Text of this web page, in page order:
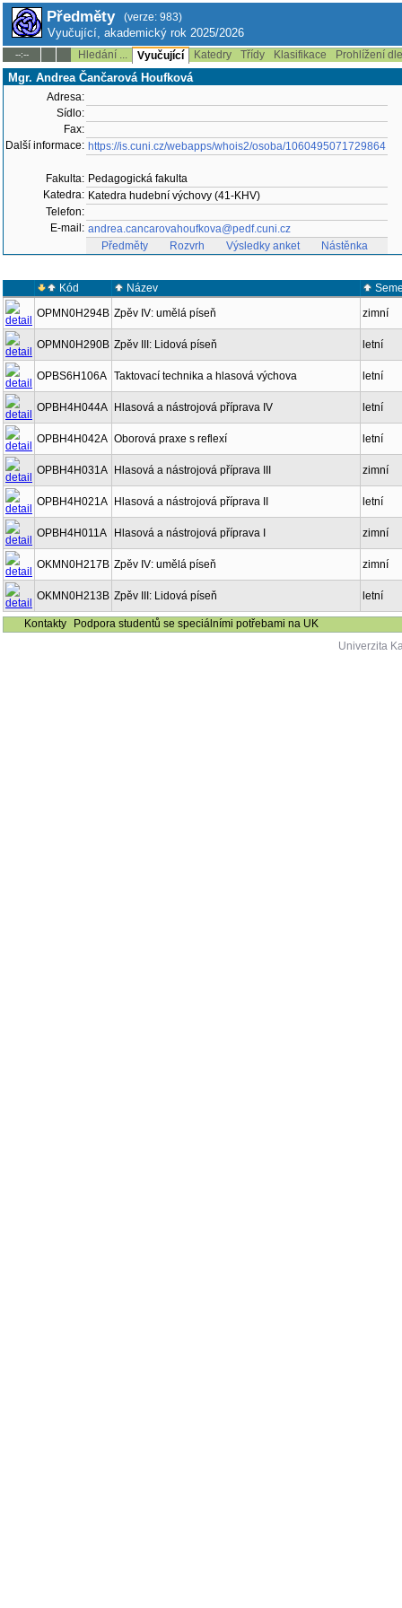
Předměty (verze: 983)
Vyučující, akademický rok 2025/2026
--:-- Hledání ... Vyučující Katedry Třídy Klasifikace Prohlížení
Mgr. Andrea Čančarová Houfková
Adresa:
Sídlo:
Fax:
Další informace: https://is.cuni.cz/webapps/whois2/osoba/1060495071729864
Fakulta: Pedagogická fakulta
Katedra: Katedra hudební výchovy (41-KHV)
Telefon:
E-mail: andrea.cancarovahoufkova@pedf.cuni.cz
Předměty
Rozvrh Výsledky anket Nástěnka
Kód Název
OPMN0H294B Zpěv IV: umělá píseň zimní
OPMN0H290B Zpěv III: Lidová píseň letní
OPBS6H106A Taktovací technika a hlasová výchova letní
OPBH4H044A Hlasová a nástrojová příprava IV letní
OPBH4H042A Oborová praxe s reflexí letní
OPBH4H031A Hlasová a nástrojová příprava III zimní
OPBH4H021A Hlasová a nástrojová příprava II letní
OPBH4H011A Hlasová a nástrojová příprava I zimní
OKMN0H217B Zpěv IV: umělá píseň zimní
OKMN0H213B Zpěv III: Lidová píseň letní
Kontakty
Podpora studentů se speciálními potřebami na UK
Univerzita